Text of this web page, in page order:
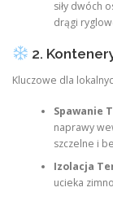
siły dwóch
drągi
2.
Kluczowe dla
Spawanie
naprawy
szczelne i
Izolacja
ucieka